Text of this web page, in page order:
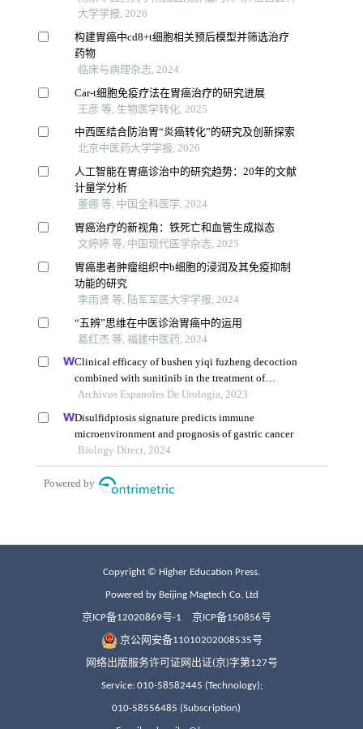
Copyright © Higher Education Press.
Powered by Beijing Magtech Co. Ltd
京ICP备12020869号-1 京ICP备150856号
京公网安备11010202008535号
网络出版服务许可证网出证(京)字第127号
Service: 010-58582445 (Technology);
010-58556485 (Subscription)